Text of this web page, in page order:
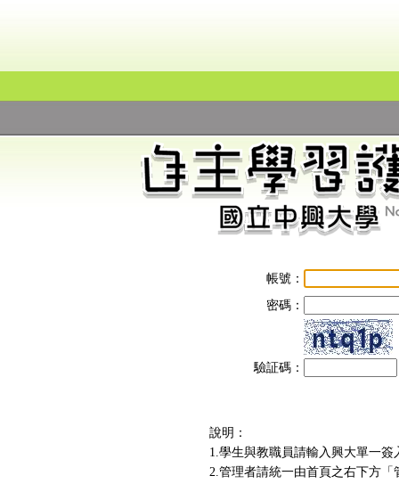
帳號：
密碼：
驗証碼：
說明：
1.學生與教職員請輸入興大單一簽
2.管理者請統一由首頁之右下方